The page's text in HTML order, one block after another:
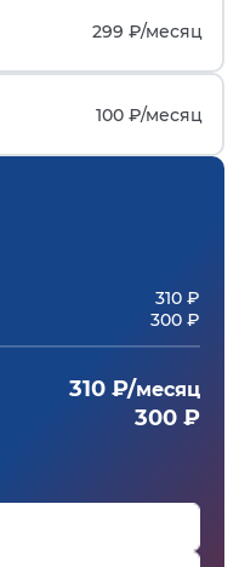
299 ₽/месяц
100 ₽/месяц
310 ₽
300 ₽
310 ₽/месяц
300 ₽